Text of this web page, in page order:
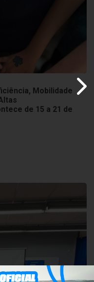
Mobilidade
de 15 a 21 de